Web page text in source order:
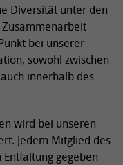
Diversität unter den
bei unserer
sowohl zwischen
innerhalb des
wird bei unseren
Jedem Mitglied des
gegeben